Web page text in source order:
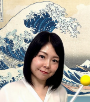
お知らせ
イベント・グッズ
YouTube
会社情報